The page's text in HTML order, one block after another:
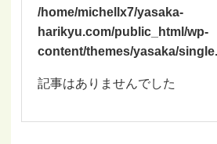
/home/michellx7/yasaka-
harikyu.com/public_html/wp-
content/themes/yasaka/
記事はありませんでした